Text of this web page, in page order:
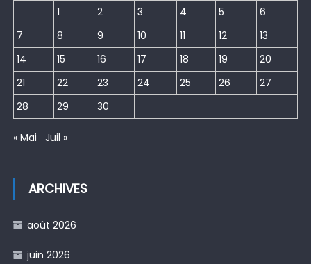
1 2 3 4 5
6
7
8 9 10 11 12
13
14
15 16 17 18 19
20
21
22 23 24 25 26
27
28
29 30
« Mai Juil »
ARCHIVES
août 2026
juin 2026